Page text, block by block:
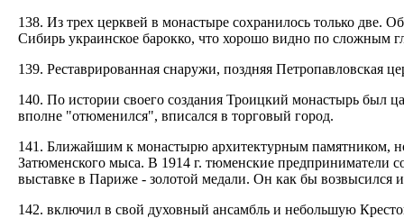
138. Из трех церквей в монастыре сохранилось только
Сибирь украинское барокко, что хорошо видно по сложным
139. Реставрированная снаружи, поздняя Петропавловская
140. По истории своего создания Троицкий монастырь
вполне "отюменился", вписался в торговый город.
141. Ближайшим к монастырю архитектурным памятником,
Затюменского мыса. В 1914 г. тюменские предприниматели
выставке в Париже - золотой медали. Он как бы возвысился
142. включил в свой духовный ансамбль и небольшую